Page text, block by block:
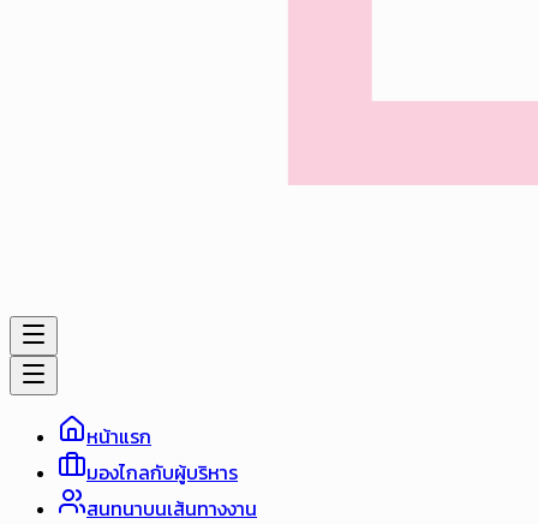
หน้าแรก
มองไกลกับผู้บริหาร
สนทนาบนเส้นทางงาน